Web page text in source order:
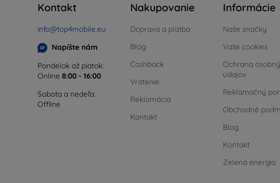
Kontakt
info@top4mobile.eu
Napíšte nám
Pondelok až piatok:
Online 8:00 - 16:00
Sobota a nedeľa:
Offline
Nakupovanie
Doprava a platba
Blog
Cashback
Vrátenie
Reklamácia
Kontakt
Informácie
Naše značky
Vaše cookies
Ochrana
údajov
Reklamačný
Obchodné
Blog
Kontakt
Zelená energia